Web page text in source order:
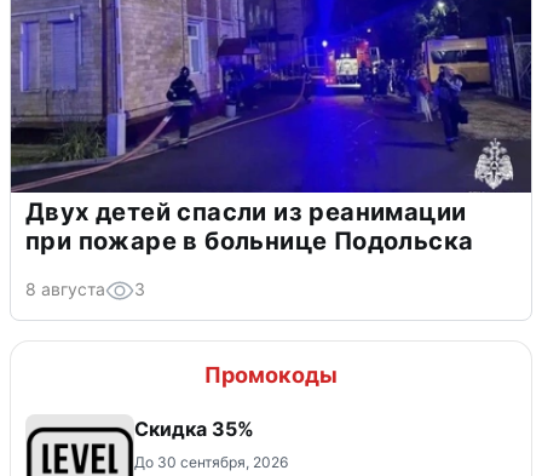
Двух детей спасли из реанимации
при пожаре в больнице Подольска
8 августа 3
Промокоды
Скидка 35%
До 30 сентября, 2026